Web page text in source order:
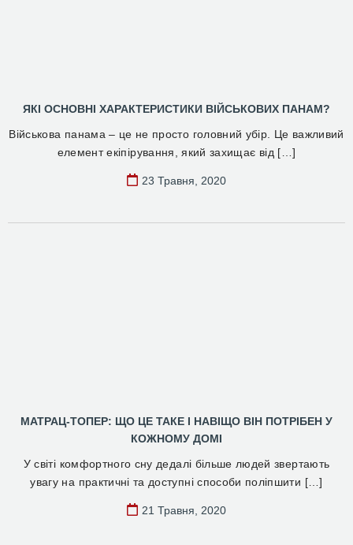
ЯКІ ОСНОВНІ ХАРАКТЕРИСТИКИ ВІЙСЬКОВИХ ПАНАМ?
Військова панама – це не просто головний убір. Це важливий
елемент екіпірування, який захищає від […]
23 Травня, 2020
МАТРАЦ-ТОПЕР: ЩО ЦЕ ТАКЕ І НАВІЩО ВІН ПОТРІБЕН У
КОЖНОМУ ДОМІ
У світі комфортного сну дедалі більше людей звертають
увагу на практичні та доступні способи поліпшити […]
21 Травня, 2020